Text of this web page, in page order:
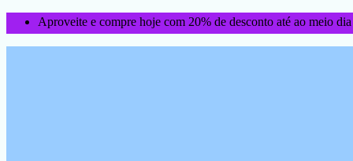
Aproveite e compre hoje com 20% de desconto até ao meio